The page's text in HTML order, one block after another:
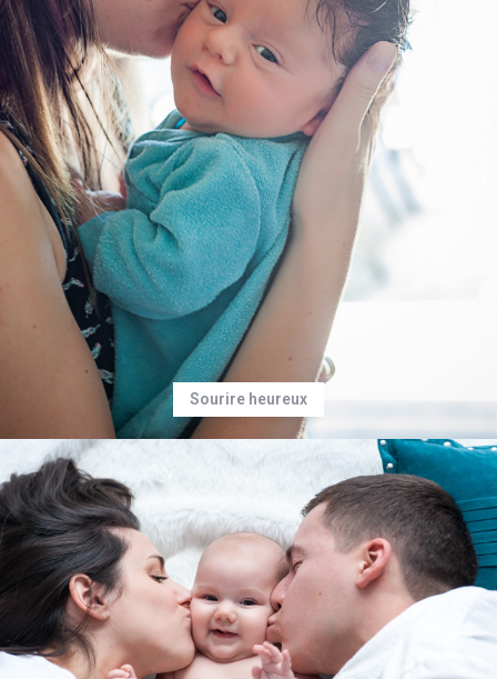
Sourire heureux